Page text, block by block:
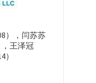
），闫苏苏
，王泽冠